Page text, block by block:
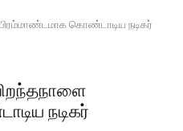
கொண்டாடிய நடிகர்
நடிகர்